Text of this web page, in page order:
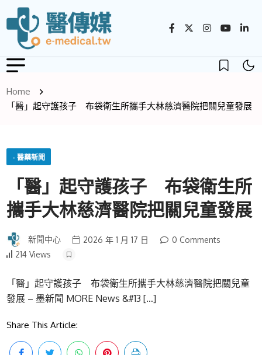
Home
「醫」起守護孩子 布袋衛生所攜手大林慈濟醫院把關兒童發展
- 醫藥新聞
「醫」起守護孩子 布袋衛生所
攜手大林慈濟醫院把關兒童發展
新聞中心 2026 年 1 月 17 日
0 Comments
214 Views
「醫」起守護孩子 布袋衛生所攜手大林慈濟醫院把關兒童
發展 – 墨新聞 MORE News &#13 […]
Share This Article: